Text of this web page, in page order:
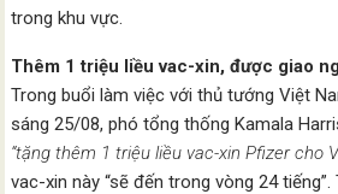
trong khu vực.
Thêm 1 triệu liều vac-xin, được giao
Trong buổi làm việc với thủ tướng Việt
sáng 25/08, phó tổng thống Kamala
“tặng thêm 1 triệu liều vac-xin Pfizer cho
vac-xin này “sẽ đến trong vòng 24